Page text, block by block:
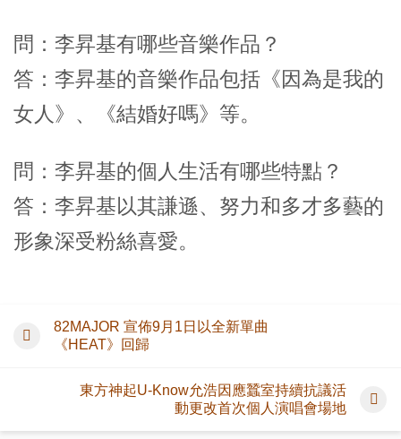
問：李昇基有哪些音樂作品？
答：李昇基的音樂作品包括《因為是我的
女人》、《結婚好嗎》等。
問：李昇基的個人生活有哪些特點？
答：李昇基以其謙遜、努力和多才多藝的
形象深受粉絲喜愛。
82MAJOR 宣佈9月1日以全新單曲
《HEAT》回歸
東方神起U-Know允浩因應蠶室持續抗議活
動更改首次個人演唱會場地